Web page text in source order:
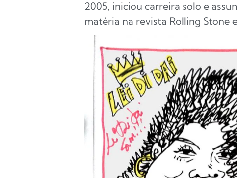
2005, iniciou carreira solo e
matéria na revista Rolling Stone